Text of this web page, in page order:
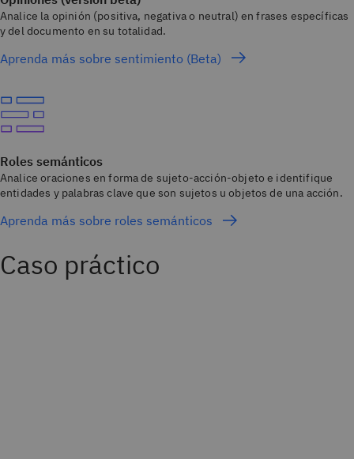
Analice la opinión (positiva, negativa o neutral) en frases específicas
y del documento en su totalidad.
Aprenda más sobre sentimiento (Beta)
Roles semánticos
Analice oraciones en forma de sujeto-acción-objeto e identifique
entidades y palabras clave que son sujetos u objetos de una acción.
Aprenda más sobre roles semánticos
Caso práctico